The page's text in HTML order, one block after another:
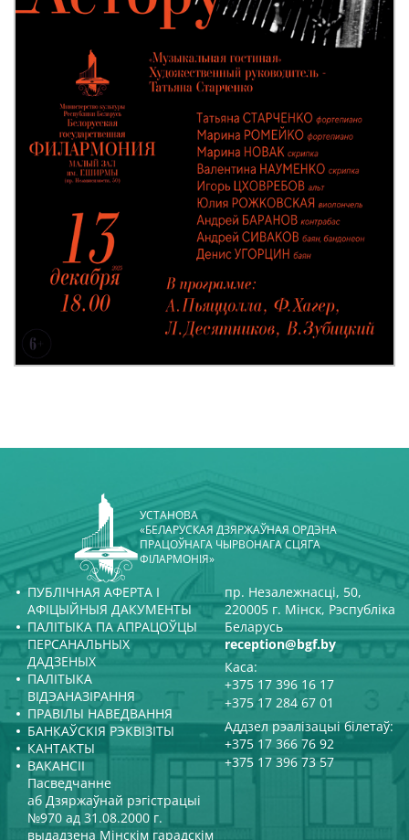
УСТАНОВА
«БЕЛАРУСКАЯ ДЗЯРЖАЎНАЯ ОРДЭНА
ПРАЦОЎНАГА ЧЫРВОНАГА СЦЯГА
ФІЛАРМОНІЯ»
ПУБЛІЧНАЯ АФЕРТА І
АФІЦЫЙНЫЯ ДАКУМЕНТЫ
ПАЛІТЫКА ПА АПРАЦОЎЦЫ
ПЕРСАНАЛЬНЫХ
ДАДЗЕНЫХ
ПАЛІТЫКА
ВІДЭАНАЗІРАННЯ
ПРАВІЛЫ НАВЕДВАННЯ
БАНКАЎСКІЯ РЭКВІЗІТЫ
КАНТАКТЫ
ВАКАНСІІ
пр. Незалежнасці, 50,
220005 г. Мінск, Рэспубліка
Беларусь
reception@bgf.by
Каса:
+375 17 396 16 17
+375 17 284 67 01
Аддзел рэалізацыі білетаў:
+375 17 366 76 92
+375 17 396 73 57
Пасведчанне
аб Дзяржаўнай рэгістрацыі
№970 ад 31.08.2000 г.
выдадзена Мінскім гарадскім